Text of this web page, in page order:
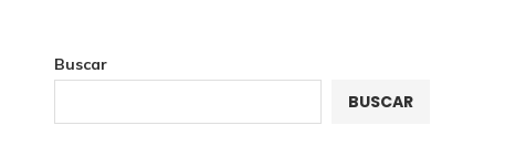
Buscar
BUSCAR